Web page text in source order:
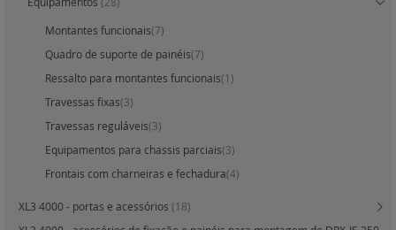
Montantes funcionais(7)
Quadro de suporte de painéis(7)
Ressalto para montantes funcionais(1)
Travessas fixas(3)
Travessas reguláveis(3)
Equipamentos para chassis parciais(3)
Frontais com charneiras e fechadura(4)
XL3 4000 - portas e acessórios (18)